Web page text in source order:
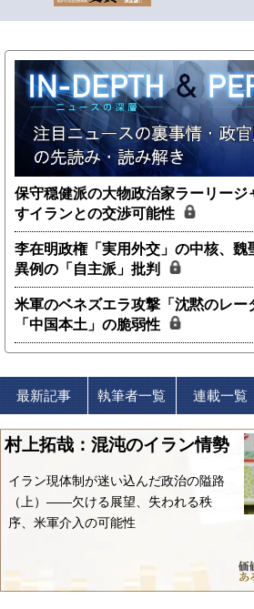
保守穏健派の大物政治家ラーリージ
すイランとの交渉可能性
李在明政権「実用外交」の中核、魏
異例の「自主派」批判
米軍のベネズエラ攻撃「沈黙のレー
「中国本土」の脆弱性
最新記事 執筆者一覧 連載一覧
村上拓哉：混沌のイラン情勢
イラン現体制が迷い込んだ政治の隘路
（上）――欠ける展望、失われる秩
序、米軍介入の可能性